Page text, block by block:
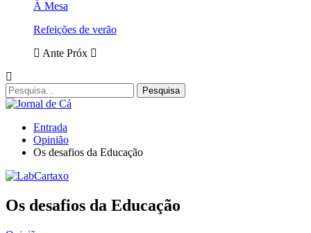
À Mesa
Refeições de verão
Ante Próx
Entrada
Opinião
Os desafios da Educação
Os desafios da Educação